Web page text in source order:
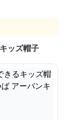
ッズ帽子